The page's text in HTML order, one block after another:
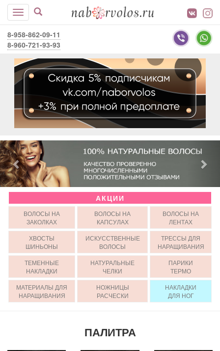
8-958-862-09-11
8-960-721-93-93
АКЦИИ
ВОЛОСЫ НА
ЗАКОЛКАХ
ВОЛОСЫ НА
КАПСУЛАХ
ВОЛОСЫ НА
ЛЕНТАХ
ХВОСТЫ
ШИНЬОНЫ
ИСКУССТВЕННЫЕ
ВОЛОСЫ
ТРЕССЫ ДЛЯ
НАРАЩИВАНИЯ
ТЕМЕННЫЕ
НАКЛАДКИ
НАТУРАЛЬНЫЕ
ЧЕЛКИ
ПАРИКИ
ТЕРМО
МАТЕРИАЛЫ ДЛЯ
НАРАЩИВАНИЯ
НОЖНИЦЫ
РАСЧЕСКИ
НАКЛАДКИ
ДЛЯ НОГ
ПАЛИТРА